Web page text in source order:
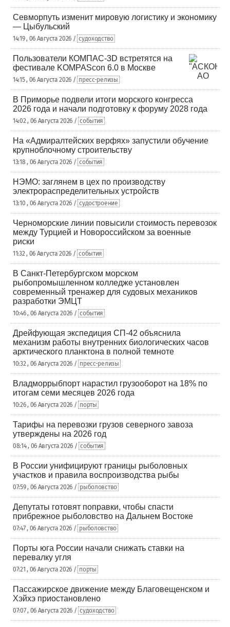
Севморпуть изменит мировую логистику и экономику
— Цыбульский
14:19 , 06 Августа 2026 / судоходство
Пользователи КОМПАС-3D встретятся на
фестивале KOMPAScon 6.0 в Москве
14:15 , 06 Августа 2026 / пресс-релизы
В Приморье подвели итоги морского конгресса
2026 года и начали подготовку к форуму 2028 года
14:02 , 06 Августа 2026 / события
На «Адмиралтейских верфях» запустили обучение
крупноблочному строительству
13:18 , 06 Августа 2026 / события
НЭМО: заглянем в цех по производству
электрораспределительных устройств
13:10 , 06 Августа 2026 / судостроение
Черноморские линии повысили стоимость перевозок
между Турцией и Новороссийском за военные
риски
11:32 , 06 Августа 2026 / события
В Санкт-Петербургском морском
рыбопромышленном колледже установлен
современный тренажер для судовых механиков
разработки ЭМЦТ
10:46 , 06 Августа 2026 / события
Дрейфующая экспедиция СП-42 объяснила
механизм работы внутренних биологических часов
арктического планктона в полной темноте
10:32 , 06 Августа 2026 / пресс-релизы
Владморрыбпорт нарастил грузооборот на 18% по
итогам семи месяцев 2026 года
10:26 , 06 Августа 2026 / порты
Тарифы на перевозки грузов северного завоза
утверждены на 2026 год
08:14 , 06 Августа 2026 / события
В России унифицируют границы рыболовных
участков и правила воспроизводства рыбы
07:59 , 06 Августа 2026 / рыболовство
Депутаты готовят поправки, чтобы спасти
прибрежное рыболовство на Дальнем Востоке
07:47 , 06 Августа 2026 / рыболовство
Порты юга России начали снижать ставки на
перевалку угля
07:21 , 06 Августа 2026 / порты
Пассажирское движение между Благовещенском и
Хэйхэ приостановлено
07:07 , 06 Августа 2026 / судоходство